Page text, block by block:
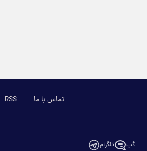
تماس با ما RSS
گپ تلگرام